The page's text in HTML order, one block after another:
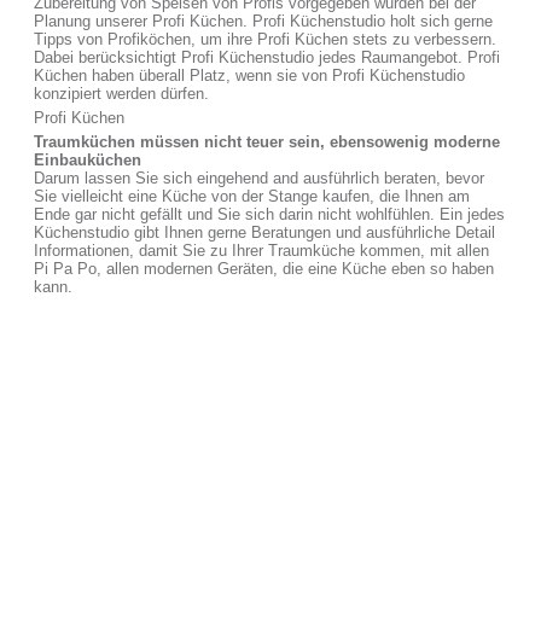
Planung unserer Profi Küchen. Profi Küchenstudio holt sich gerne
Tipps von Profiköchen, um ihre Profi Küchen stets zu verbessern.
Dabei berücksichtigt Profi Küchenstudio jedes Raumangebot. Profi
Küchen haben überall Platz, wenn sie von Profi Küchenstudio
konzipiert werden dürfen.
Profi Küchen
Traumküchen müssen nicht teuer sein, ebensowenig moderne
Einbauküchen
Darum lassen Sie sich eingehend and ausführlich beraten, bevor
Sie vielleicht eine Küche von der Stange kaufen, die Ihnen am
Ende gar nicht gefällt und Sie sich darin nicht wohlfühlen. Ein jedes
Küchenstudio gibt Ihnen gerne Beratungen und ausführliche Detail
Informationen, damit Sie zu Ihrer Traumküche kommen, mit allen
Pi Pa Po, allen modernen Geräten, die eine Küche eben so haben
kann.